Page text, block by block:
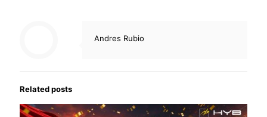
Andres Rubio
Related posts